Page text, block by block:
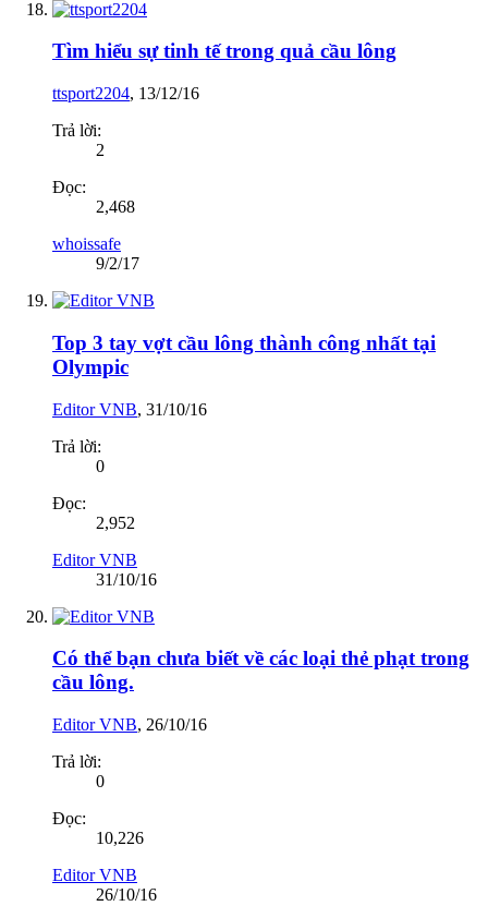
Tìm hiểu sự tinh tế trong quả cầu lông
ttsport2204, 13/12/16
Trả lời:
2
Đọc:
2,468
whoissafe
9/2/17
Top 3 tay vợt cầu lông thành công nhất tại
Olympic
Editor VNB, 31/10/16
Trả lời:
0
Đọc:
2,952
Editor VNB
31/10/16
Có thể bạn chưa biết về các loại thẻ phạt trong
cầu lông.
Editor VNB, 26/10/16
Trả lời:
0
Đọc:
10,226
Editor VNB
26/10/16